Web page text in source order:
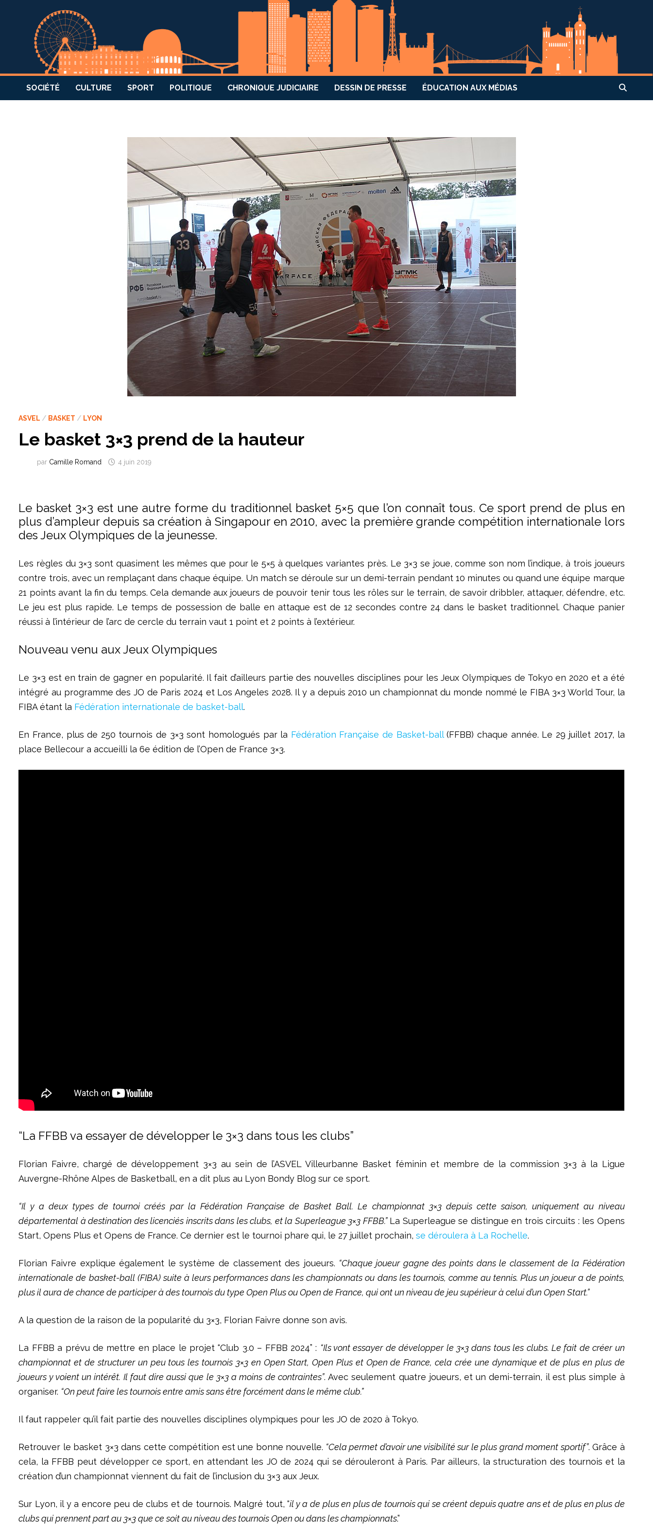
SOCIÉTÉ CULTURE SPORT POLITIQUE CHRONIQUE JUDICIAIRE DESSIN DE PRESSE ÉDUCATION AUX MÉDIAS
ASVEL / BASKET / LYON
Le basket 3×3 prend de la hauteur
par Camille Romand 4 juin 2019
Le basket 3×3 est une autre forme du traditionnel basket 5×5 que l’on connaît tous. Ce sport prend de plus en
plus d’ampleur depuis sa création à Singapour en 2010, avec la première grande compétition internationale lors
des Jeux Olympiques de la jeunesse.
Les règles du 3×3 sont quasiment les mêmes que pour le 5×5 à quelques variantes près. Le 3×3 se joue, comme son nom l’indique, à trois joueurs
contre trois, avec un remplaçant dans chaque équipe. Un match se déroule sur un demi-terrain pendant 10 minutes ou quand une équipe marque
21 points avant la fin du temps. Cela demande aux joueurs de pouvoir tenir tous les rôles sur le terrain, de savoir dribbler, attaquer, défendre, etc.
Le jeu est plus rapide. Le temps de possession de balle en attaque est de 12 secondes contre 24 dans le basket traditionnel. Chaque panier
réussi à l’intérieur de l’arc de cercle du terrain vaut 1 point et 2 points à l’extérieur.
Nouveau venu aux Jeux Olympiques
Le 3×3 est en train de gagner en popularité. Il fait d’ailleurs partie des nouvelles disciplines pour les Jeux Olympiques de Tokyo en 2020 et a été
intégré au programme des JO de Paris 2024 et Los Angeles 2028. Il y a depuis 2010 un championnat du monde nommé le FIBA 3×3 World Tour, la
FIBA étant la Fédération internationale de basket-ball.
En France, plus de 250 tournois de 3×3 sont homologués par la Fédération Française de Basket-ball(FFBB) chaque année. Le 29 juillet 2017, la
place Bellecour a accueilli la 6e édition de l’Open de France 3×3.
“La FFBB va essayer de développer le 3×3 dans tous les clubs”
Florian Faivre, chargé de développement 3×3 au sein de l’ASVEL Villeurbanne Basket féminin et membre de la commission 3×3 à la Ligue
Auvergne-Rhône Alpes de Basketball, en a dit plus au Lyon Bondy Blog sur ce sport.
“Il y a deux types de tournoi créés par la Fédération Française de Basket Ball. Le championnat 3×3 depuis cette saison, uniquement au niveau
départemental à destination des licenciés inscrits dans les clubs, et la Superleague 3×3 FFBB.”La Superleague se distingue en trois circuits : les Opens
Start, Opens Plus et Opens de France. Ce dernier est le tournoi phare qui, le 27 juillet prochain,se déroulera à La Rochelle.
Florian Faivre explique également le système de classement des joueurs. “Chaque joueur gagne des points dans le classement de la Fédération
internationale de basket-ball (FIBA) suite à leurs performances dans les championnats ou dans les tournois, comme au tennis. Plus un joueur a de points,
plus il aura de chance de participer à des tournois du type Open Plus ou Open de France, qui ont un niveau de jeu supérieur à celui d’un Open Start.”
A la question de la raison de la popularité du 3×3, Florian Faivre donne son avis.
La FFBB a prévu de mettre en place le projet “Club 3.0 – FFBB 2024” : “Ils vont essayer de développer le 3×3 dans tous les clubs. Le fait de créer un
championnat et de structurer un peu tous les tournois 3×3 en Open Start, Open Plus et Open de France, cela crée une dynamique et de plus en plus de
joueurs y voient un intérêt. Il faut dire aussi que le 3×3 a moins de contraintes”. Avec seulement quatre joueurs, et un demi-terrain, il est plus simple à
organiser. “On peut faire les tournois entre amis sans être forcément dans le même club.”
Il faut rappeler qu’il fait partie des nouvelles disciplines olympiques pour les JO de 2020 à Tokyo.
Retrouver le basket 3×3 dans cette compétition est une bonne nouvelle. “Cela permet d’avoir une visibilité sur le plus grand moment sportif”. Grâce à
cela, la FFBB peut développer ce sport, en attendant les JO de 2024 qui se dérouleront à Paris. Par ailleurs, la structuration des tournois et la
création d’un championnat viennent du fait de l’inclusion du 3×3 aux Jeux.
Sur Lyon, il y a encore peu de clubs et de tournois. Malgré tout, “il y a de plus en plus de tournois qui se créent depuis quatre ans et de plus en plus de
clubs qui prennent part au 3×3 que ce soit au niveau des tournois Open ou dans les championnats.”